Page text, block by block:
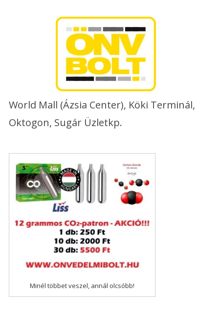
World Mall (Ázsia Center), Köki Terminál,
Oktogon, Sugár Üzletkp.
Minél többet veszel, annál olcsóbb!